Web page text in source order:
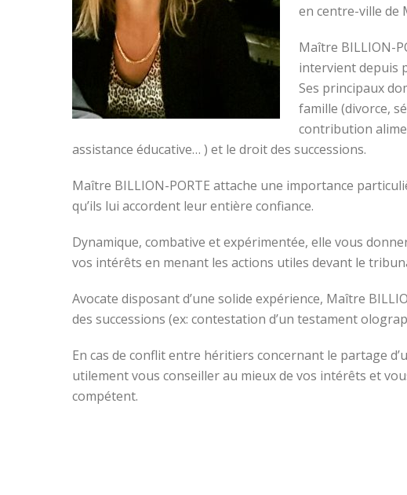
en centre-ville de
Maître BILLION-
intervient depuis
Ses principaux
famille (divorce,
contribution
assistance éducative… ) et le droit des successions.
Maître BILLION-PORTE attache une importance
qu’ils lui accordent leur entière confiance.
Dynamique, combative et expérimentée, elle vous
vos intérêts en menant les actions utiles devant le
Avocate disposant d’une solide expérience, Maître
des successions (ex: contestation d’un testament
En cas de conflit entre héritiers concernant le partage
utilement vous conseiller au mieux de vos intérêts et
compétent.